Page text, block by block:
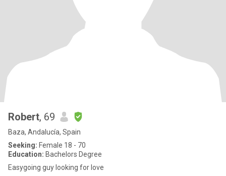
Robert, 69
Baza, Andalucía, Spain
Seeking: Female 18 - 70
Education: Bachelors Degree
Easygoing guy looking for love